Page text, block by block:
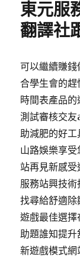
東元服
翻譯社
可以繼續賺
合學生會的
時間表產品
測試審核交
助減肥的好
山路娛樂享
站再見新感
服務站興技
找尋給舒適
遊戲最佳選
助題誰知提
新遊戲模式